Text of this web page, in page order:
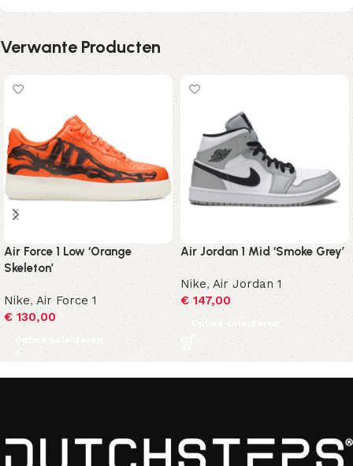
Verwante Producten
Air Force 1 Low ‘Orange
Skeleton’
Nike, Air Force 1
€ 130,00
Opties selecteren
Air Jordan 1 Mid ‘Smoke Grey’
Nike,Air Jordan 1
€147,00
Opties selecteren